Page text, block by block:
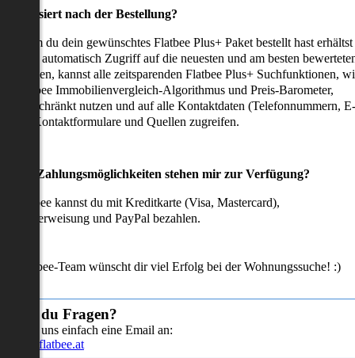
passiert nach der Bestellung?
du dein gewünschtes Flatbee Plus+ Paket bestellt hast erhältst
sofort automatisch Zugriff auf die neuesten und am besten
kannst alle zeitsparenden Flatbee Plus+ Suchfunktionen,
Flatbee Immobilienvergleich-Algorithmus und Preis-Barometer,
nutzen und auf alle Kontaktdaten (Telefonnummern, E-
Kontaktformulare und Quellen zugreifen.
Zahlungsmöglichkeiten stehen mir zur Verfügung?
Flatbee kannst du mit Kreditkarte (Visa, Mastercard),
und PayPal bezahlen.
Flatbee-Team wünscht dir viel Erfolg bei der Wohnungssuche! :)
Hast du Fragen?
Sende uns einfach eine Email an:
info@flatbee.at